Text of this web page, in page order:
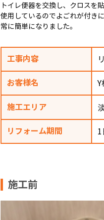
トイレ便器を交換し、クロスを
使用しているのでよごれが付き
常に簡単になりました。
工事内容
お客様名 Y
施工エリア
リフォーム期間 1
施工前